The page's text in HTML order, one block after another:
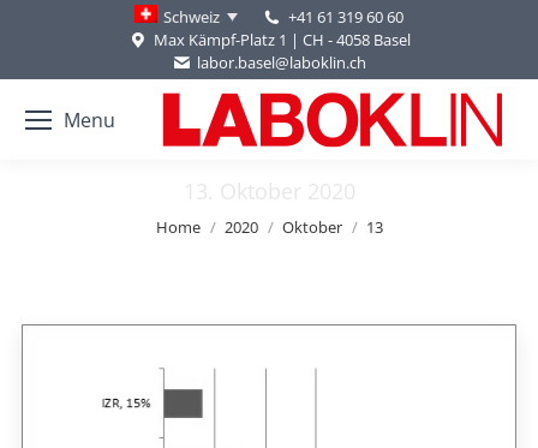
Schweiz
+41 61 319 60 60
Max Kämpf-Platz 1 | CH - 4058 Basel
labor.basel@laboklin.ch
Menu
13. Oktober 2020
You are here:
Home 2020 Oktober 13